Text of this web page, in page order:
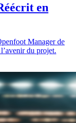
en
Manager de
du projet.